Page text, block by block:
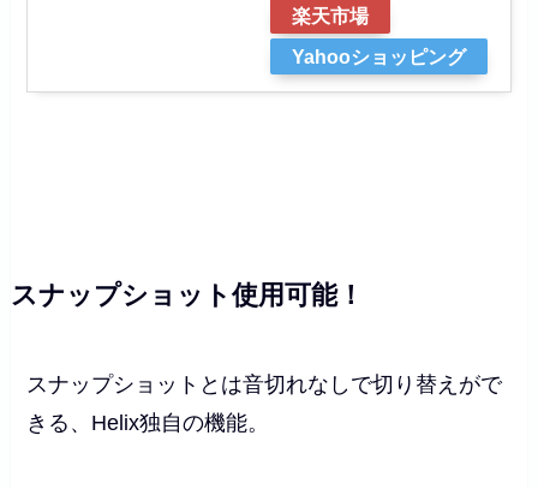
楽天市場
Yahooショッピング
スナップショット使用可能！
スナップショットとは音切れなしで切り替えがで
きる、Helix独自の機能。